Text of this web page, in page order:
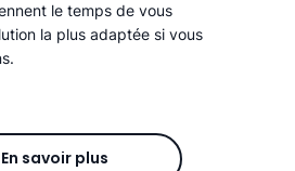
le temps de vous
la plus adaptée si vous
En savoir plus